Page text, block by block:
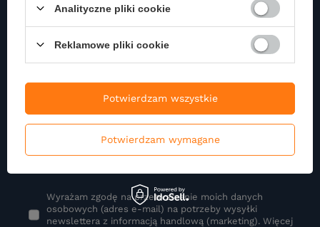
Newslettera
Zapisz się do newslettera i otrzymuj najnowsze informacje o naszej
ofercie
Podaj swoje imię
Wyrażam zgodę na przetwarzanie moich danych
osobowych (adres e-mail) na potrzeby wysyłki
newslettera z informacją handlową (marketing). Więcej
Analityczne pliki cookie
Reklamowe pliki cookie
Potwierdzam wymagane
Potwierdzam wszystkie